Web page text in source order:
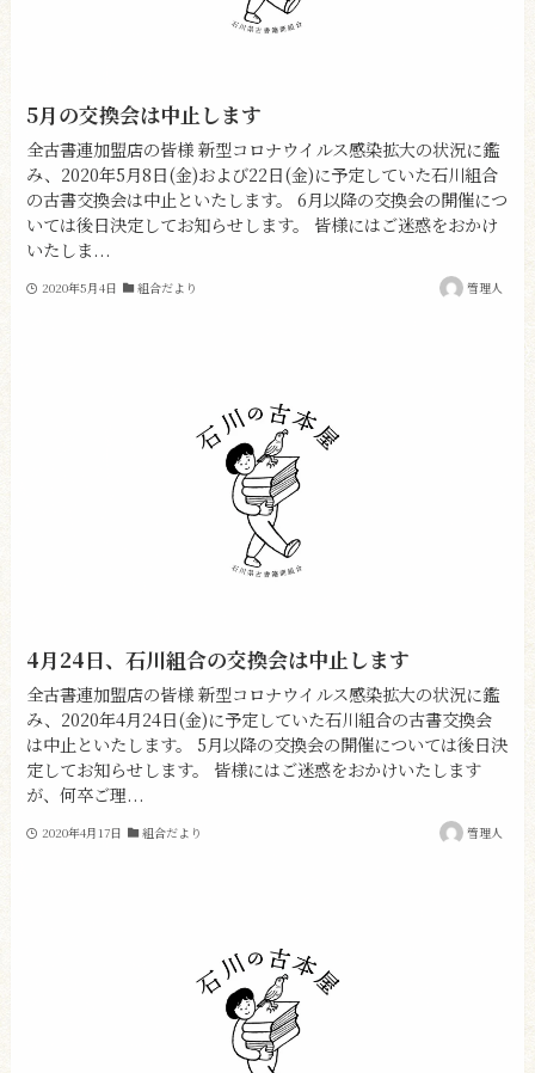
5月の交換会は中止します
全古書連加盟店の皆様 新型コロナウイルス感染拡大の状況に鑑
み、2020年5月8日(金)および22日(金)に予定していた石川組合
の古書交換会は中止といたします。 6月以降の交換会の開催につ
いては後日決定してお知らせします。 皆様にはご迷惑をおかけ
いたしま...
2020年5月4日 組合だより 管理人
4月24日、石川組合の交換会は中止します
全古書連加盟店の皆様 新型コロナウイルス感染拡大の状況に鑑
み、2020年4月24日(金)に予定していた石川組合の古書交換会
は中止といたします。 5月以降の交換会の開催については後日決
定してお知らせします。 皆様にはご迷惑をおかけいたします
が、何卒ご理...
2020年4月17日 組合だより 管理人